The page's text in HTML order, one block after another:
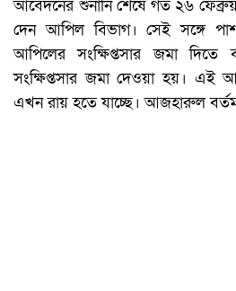
আবেদনের শুনানি শেষে গত ২৬
দেন আপিল বিভাগ। সেই সঙ্গে
আপিলের সংক্ষিপ্তসার জমা
সংক্ষিপ্তসার জমা দেওয়া হয়। এই
এখন রায় হতে যাচ্ছে। আজহারুল